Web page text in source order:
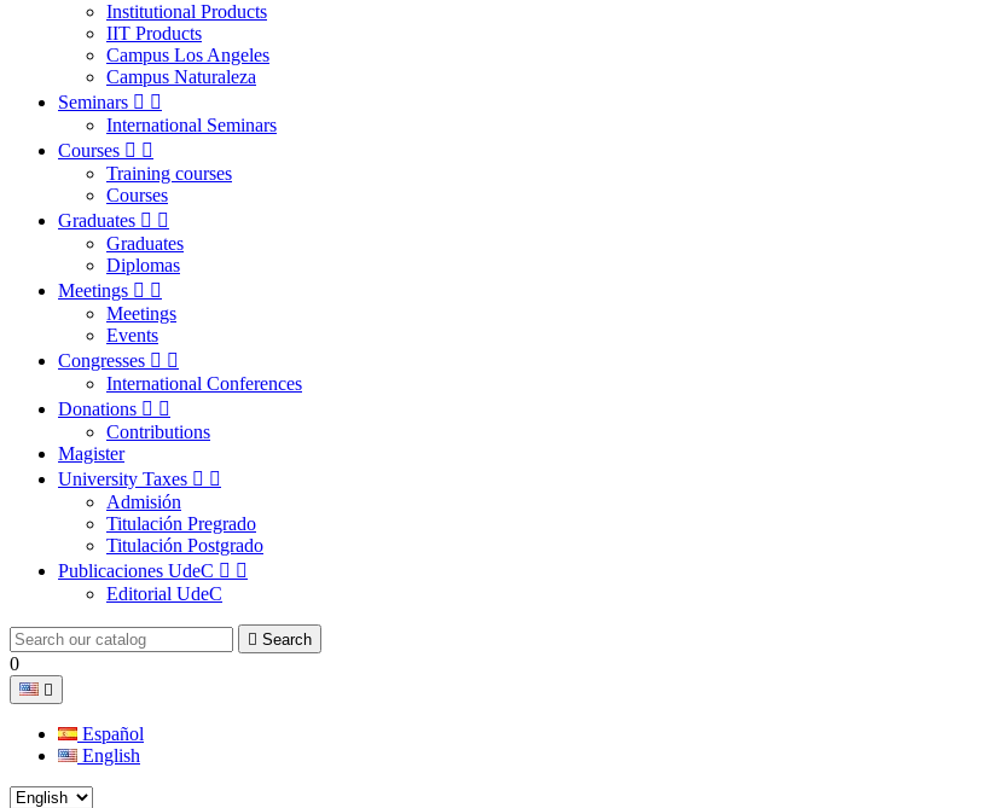
Institutional Products
IIT Products
Campus Los Angeles
Campus Naturaleza
Seminars  
International Seminars
Courses  
Training courses
Courses
Graduates  
Graduates
Diplomas
Meetings  
Meetings
Events
Congresses  
International Conferences
Donations  
Contributions
Magister
University Taxes  
Admisión
Titulación Pregrado
Titulación Postgrado
Publicaciones UdeC  
Editorial UdeC
 Search
0

Español
English